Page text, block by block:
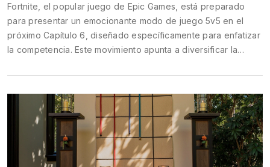
Fortnite, el popular juego de Epic Games, está preparado
para presentar un emocionante modo de juego 5v5 en el
próximo Capítulo 6, diseñado específicamente para enfatizar
la competencia. Este movimiento apunta a diversificar la
nuevos como existentes hacia los enfrentamientos
competitivos. La comunidad de jugadores está ansiosa por
esta actualización, aunque Epic Games no ha anunciado la
fecha exacta de su lanzamiento.